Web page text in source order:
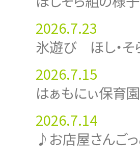
2026.7.23
氷遊び ほし・そ
2026.7.15
はぁもにぃ保育
2026.7.14
♪お店屋さんごっ